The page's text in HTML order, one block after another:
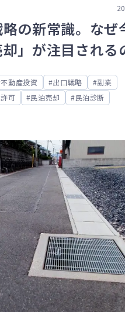
の新常識。なぜ
却」が注目される
不動産投資 出口戦略
副業
可 民泊売却 民泊診断